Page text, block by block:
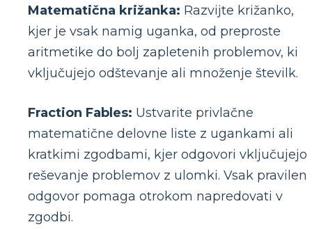
Matematična križanka: Razvijte križanko,
kjer je vsak namig uganka, od preproste
aritmetike do bolj zapletenih problemov, ki
vključujejo odštevanje ali množenje številk.
Fraction Fables: Ustvarite privlačne
matematične delovne liste z ugankami ali
kratkimi zgodbami, kjer odgovori vključujejo
reševanje problemov z ulomki. Vsak pravilen
odgovor pomaga otrokom napredovati v
zgodbi.